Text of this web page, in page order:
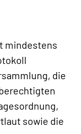
mindestens
die
sowie die